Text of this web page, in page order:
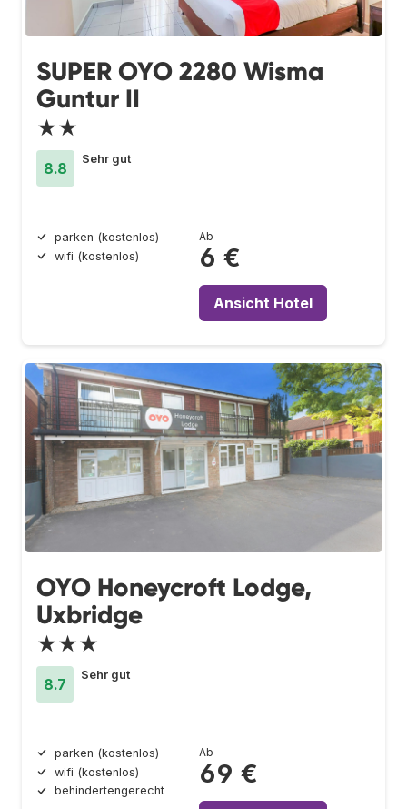
SUPER OYO 2280 Wisma
Guntur II
★★
8.8
Sehr gut
parken (kostenlos)
wifi (kostenlos)
Ab
6 €
Ansicht Hotel
OYO Honeycroft Lodge,
Uxbridge
★★★
8.7
Sehr gut
parken (kostenlos)
wifi (kostenlos)
behindertengerecht
Ab
69 €